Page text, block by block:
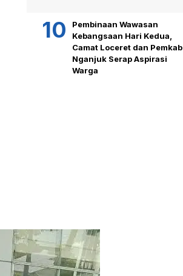
Pembinaan Wawasan
Kebangsaan Hari Kedua,
Camat Loceret dan Pemkab
Nganjuk Serap Aspirasi
Warga